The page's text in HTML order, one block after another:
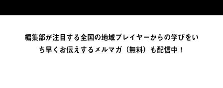
編集部が注目する全国の地域プレイヤーからの学びをい
ち早くお伝えするメルマガ（無料）も配信中！